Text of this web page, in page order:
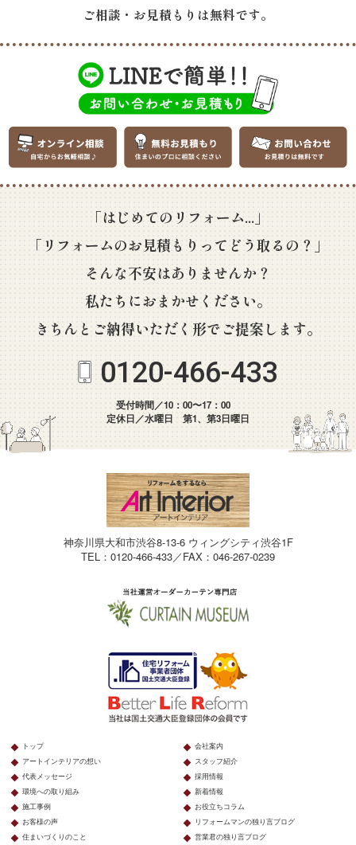
ご相談・お見積もりは無料です。
「はじめてのリフォーム...」
「リフォームのお見積もりってどう取るの？」
そんな不安はありませんか？
私たちにおまかせください。
きちんとご納得いただく形でご提案します。
0120-466-433
受付時間／10：00〜17：00
定休日／水曜日 第1、第3日曜日
神奈川県大和市渋谷8-13-6 ウィングシティ渋谷1F
TEL：0120-466-433／FAX：046-267-0239
トップ
アートインテリアの想い
代表メッセージ
環境への取り組み
施工事例
お客様の声
住まいづくりのこと
会社案内
スタッフ紹介
採用情報
新着情報
お役立ちコラム
リフォームマンの独り言ブログ
営業君の独り言ブログ